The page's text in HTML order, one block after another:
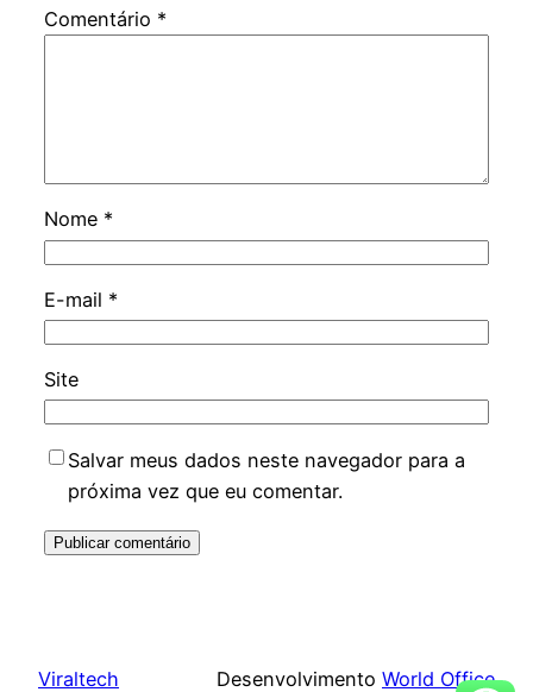
Comentário *
Nome *
E-mail *
Site
Salvar meus dados neste navegador para a
próxima vez que eu comentar.
Viraltech Desenvolvimento World Office